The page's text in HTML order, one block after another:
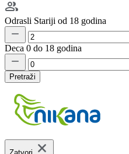
Odrasli Stariji od 18 godina
Deca 0 do 18 godina
Pretraži